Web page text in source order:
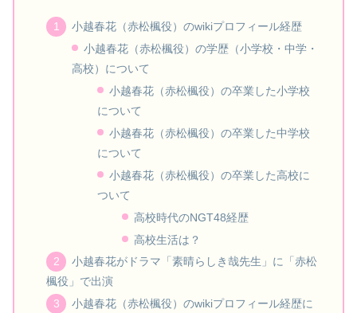
小越春花（赤松楓役）のwikiプロフィール経歴
小越春花（赤松楓役）の学歴（小学校・中学・
高校）について
小越春花（赤松楓役）の卒業した小学校
について
小越春花（赤松楓役）の卒業した中学校
について
小越春花（赤松楓役）の卒業した高校に
ついて
高校時代のNGT48経歴
高校生活は？
小越春花がドラマ「素晴らしき哉先生」に「赤松
楓役」で出演
小越春花（赤松楓役）のwikiプロフィール経歴に